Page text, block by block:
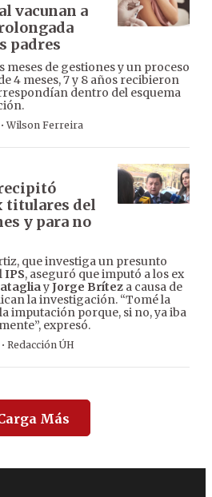
vacunan a
padres
meses de gestiones y un proceso
4 meses, 7 y 8 años recibieron
dentro del esquema
·Wilson Ferreira
titulares del
y para no
que investiga un presunto
IPS, aseguró que imputó a los ex
yJorge Brítez a causa de
la investigación. “Tomé la
imputación porque, si no, ya iba
expresó.
· Redacción ÚH
Más